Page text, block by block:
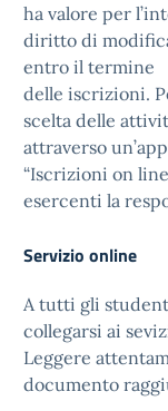
ha valore per
diritto di
entro il termine
delle iscrizioni.
scelta delle
attraverso
“Iscrizioni on
esercenti la
Servizio online
A tutti gli
collegarsi ai
Leggere
documento